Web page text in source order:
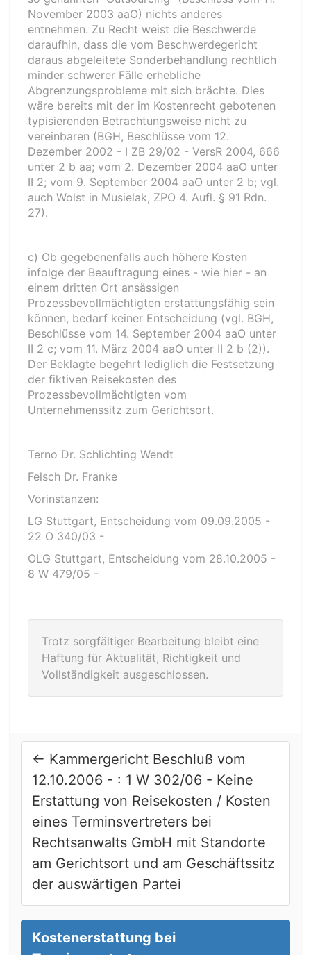
November 2003 aaO) nichts anderes
entnehmen. Zu Recht weist die Beschwerde
daraufhin, dass die vom Beschwerdegericht
daraus abgeleitete Sonderbehandlung rechtlich
minder schwerer Fälle erhebliche
Abgrenzungsprobleme mit sich brächte. Dies
wäre bereits mit der im Kostenrecht gebotenen
typisierenden Betrachtungsweise nicht zu
vereinbaren (BGH, Beschlüsse vom 12.
Dezember 2002 - I ZB 29/02 - VersR 2004, 666
unter 2 b aa; vom 2. Dezember 2004 aaO unter
II 2; vom 9. September 2004 aaO unter 2 b; vgl.
auch Wolst in Musielak, ZPO 4. Aufl. § 91 Rdn.
27).
c) Ob gegebenenfalls auch höhere Kosten
infolge der Beauftragung eines - wie hier - an
einem dritten Ort ansässigen
Prozessbevollmächtigten erstattungsfähig sein
können, bedarf keiner Entscheidung (vgl. BGH,
Beschlüsse vom 14. September 2004 aaO unter
II 2 c; vom 11. März 2004 aaO unter II 2 b (2)).
Der Beklagte begehrt lediglich die Festsetzung
der fiktiven Reisekosten des
Prozessbevollmächtigten vom
Unternehmenssitz zum Gerichtsort.
Terno Dr. Schlichting Wendt
Felsch Dr. Franke
Vorinstanzen:
LG Stuttgart, Entscheidung vom 09.09.2005 -
22 O 340/03 -
OLG Stuttgart, Entscheidung vom 28.10.2005 -
8 W 479/05 -
Trotz sorgfältiger Bearbeitung bleibt eine
Haftung für Aktualität, Richtigkeit und
Vollständigkeit ausgeschlossen.
← Kammergericht Beschluß vom
12.10.2006 - : 1 W 302/06 - Keine
Erstattung von Reisekosten / Kosten
eines Terminsvertreters bei
Rechtsanwalts GmbH mit Standorte
am Gerichtsort und am Geschäftssitz
der auswärtigen Partei
Kostenerstattung bei